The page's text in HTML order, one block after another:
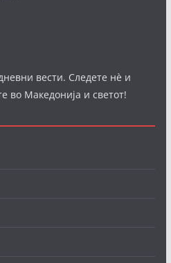
вести. Следете нè и
во Македонија и светот!